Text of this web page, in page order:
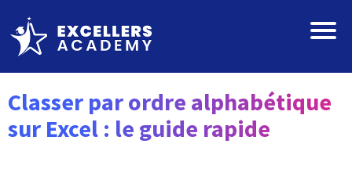
Classer par ordre alphabétique
sur Excel : le guide rapide